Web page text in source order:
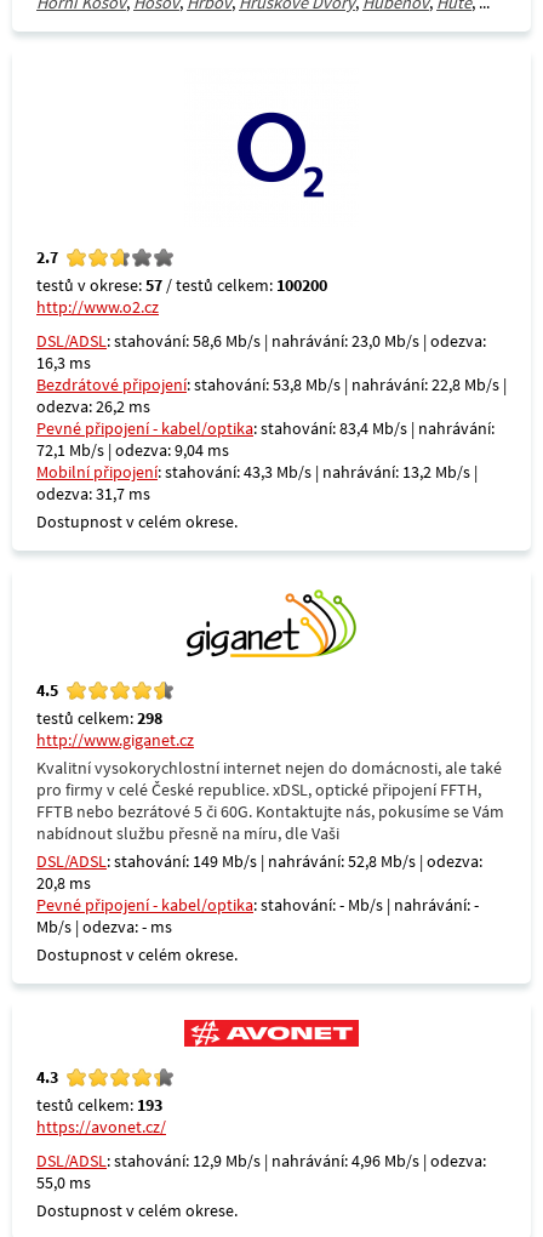
2.7
testů v okrese:57 / testů celkem: 100200
http://www.o2.cz
DSL/ADSL: stahování: 58,6 Mb/s | nahrávání: 23,0 Mb/s | odezva:
16,3 ms
Bezdrátové připojení: stahování: 53,8 Mb/s | nahrávání: 22,8 Mb/s |
odezva: 26,2 ms
Pevné připojení - kabel/optika: stahování: 83,4 Mb/s | nahrávání:
72,1 Mb/s | odezva: 9,04 ms
Mobilní připojení: stahování: 43,3 Mb/s | nahrávání: 13,2 Mb/s |
odezva: 31,7 ms
Dostupnost v celém okrese.
4.5
testů celkem:298
http://www.giganet.cz
Kvalitní vysokorychlostní internet nejen do domácnosti, ale také
pro firmy v celé České republice. xDSL, optické připojení FFTH,
FFTB nebo bezrátové 5 či 60G. Kontaktujte nás, pokusíme se Vám
nabídnout službu přesně na míru, dle Vaši
DSL/ADSL: stahování: 149 Mb/s | nahrávání: 52,8 Mb/s | odezva:
20,8 ms
Pevné připojení - kabel/optika: stahování: - Mb/s | nahrávání: -
Mb/s | odezva: - ms
Dostupnost v celém okrese.
4.3
testů celkem: 193
https://avonet.cz/
DSL/ADSL: stahování: 12,9 Mb/s | nahrávání: 4,96 Mb/s | odezva:
55,0 ms
Dostupnost v celém okrese.